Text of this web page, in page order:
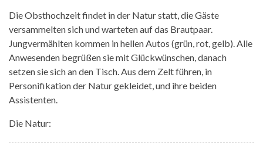
Die Obsthochzeit findet in der Natur statt, die Gäste
versammelten sich und warteten auf das Brautpaar.
Jungvermählten kommen in hellen Autos (grün, rot, gelb). Alle
Anwesenden begrüßen sie mit Glückwünschen, danach
setzen sie sich an den Tisch. Aus dem Zelt führen, in
Personifikation der Natur gekleidet, und ihre beiden
Assistenten.
Die Natur: